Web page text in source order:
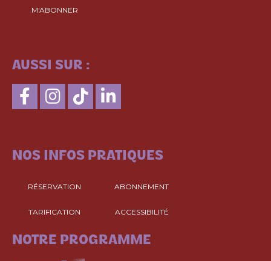
M'ABONNER
AUSSI SUR :
NOS INFOS PRATIQUES
RÉSERVATION ABONNEMENT
TARIFICATION ACCESSIBILITÉ
NOTRE PROGRAMME